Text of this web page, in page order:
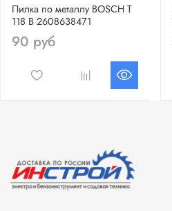
Пилка по металлу BOSCH Т
118 B 2608638471
90 руб